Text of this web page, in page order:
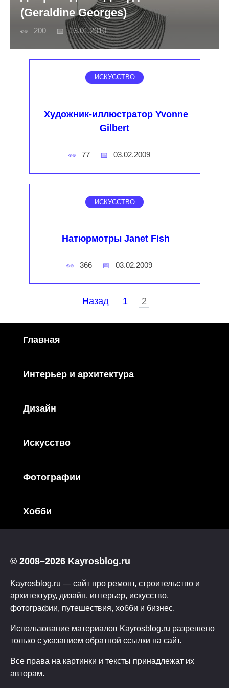
(Geraldine Georges)
200 13.01.2010
ИСКУССТВО
Художник-иллюстратор Yvonne
Gilbert
77 03.02.2009
ИСКУССТВО
Натюрмотры Janet Fish
366 03.02.2009
Назад 1 2
Главная
Интерьер и архитектура
Дизайн
Искусство
Фотографии
Хобби
© 2008–2026 Kayrosblog.ru
Kayrosblog.ru — сайт про ремонт, строительство и
архитектуру, дизайн, интерьер, искусство,
фотографии, путешествия, хобби и бизнес.
Использование материалов Kayrosblog.ru разрешено
только с указанием обратной ссылки на сайт.
Все права на картинки и тексты принадлежат их
авторам.